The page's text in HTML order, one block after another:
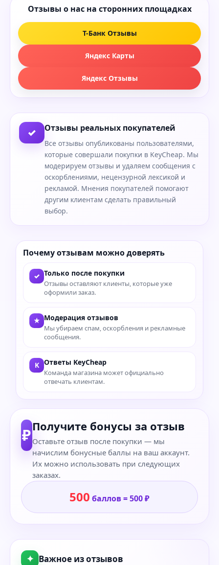
Отзывы о нас на сторонних площадках
Т-Банк Отзывы
Яндекс Карты
Яндекс Отзывы
✓ Отзывы реальных покупателей
Все отзывы опубликованы пользователями,
которые совершали покупки в KeyCheap. Мы
модерируем отзывы и удаляем сообщения с
оскорблениями, нецензурной лексикой и
рекламой. Мнения покупателей помогают
другим клиентам сделать правильный
выбор.
Почему отзывам можно доверять
✓ Только после покупки
Отзывы оставляют клиенты, которые уже
оформили заказ.
★ Модерация отзывов
Мы убираем спам, оскорбления и рекламные
сообщения.
K Ответы KeyCheap
Команда магазина может официально
отвечать клиентам.
₽Получите бонусы за отзыв
Оставьте отзыв после покупки — мы
начислим бонусные баллы на ваш аккаунт.
Их можно использовать при следующих
заказах.
500 баллов = 500 ₽
✦ Важное из отзывов